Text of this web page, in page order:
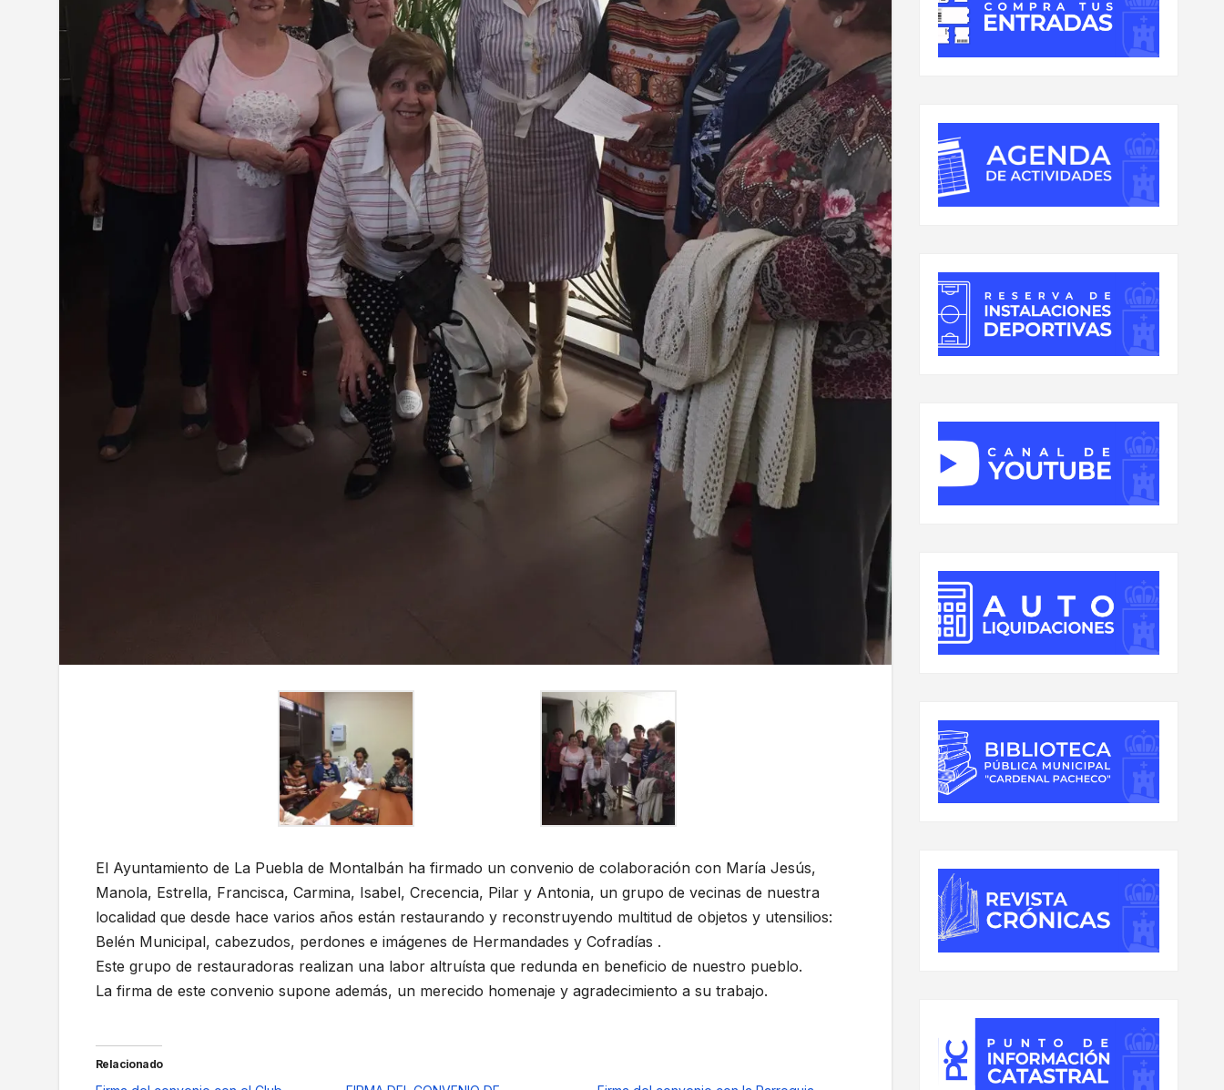
El Ayuntamiento de La Puebla de Montalbán ha firmado un convenio de colaboración con María Jesús,
Manola, Estrella, Francisca, Carmina, Isabel, Crecencia, Pilar y Antonia, un grupo de vecinas de nuestra
localidad que desde hace varios años están restaurando y reconstruyendo multitud de objetos y utensilios:
Belén Municipal, cabezudos, perdones e imágenes de Hermandades y Cofradías .
Este grupo de restauradoras realizan una labor altruísta que redunda en beneficio de nuestro pueblo.
La firma de este convenio supone además, un merecido homenaje y agradecimiento a su trabajo.
Relacionado